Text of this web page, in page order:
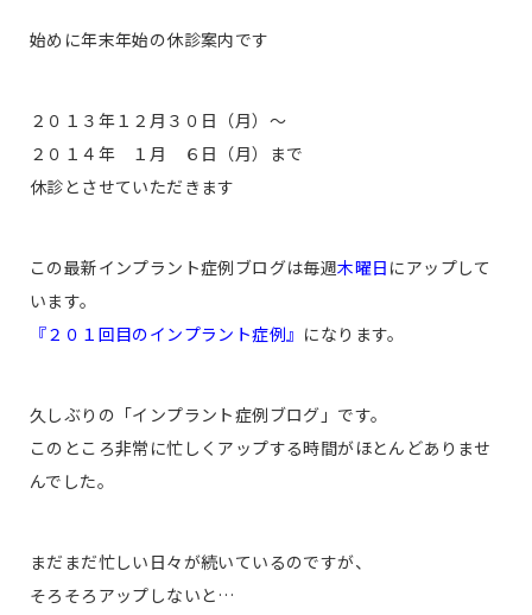
始めに年末年始の休診案内です
２０１３年１２月３０日（月）〜
２０１４年 １月 ６日（月）まで
休診とさせていただきます
この最新インプラント症例ブログは毎週木曜日 にアップして
います。
『２０１回目のインプラント症例』 になります。
久しぶりの「インプラント症例ブログ」です。
このところ非常に忙しくアップする時間がほとんどありませ
んでした。
まだまだ忙しい日々が続いているのですが、
そろそろアップしないと…